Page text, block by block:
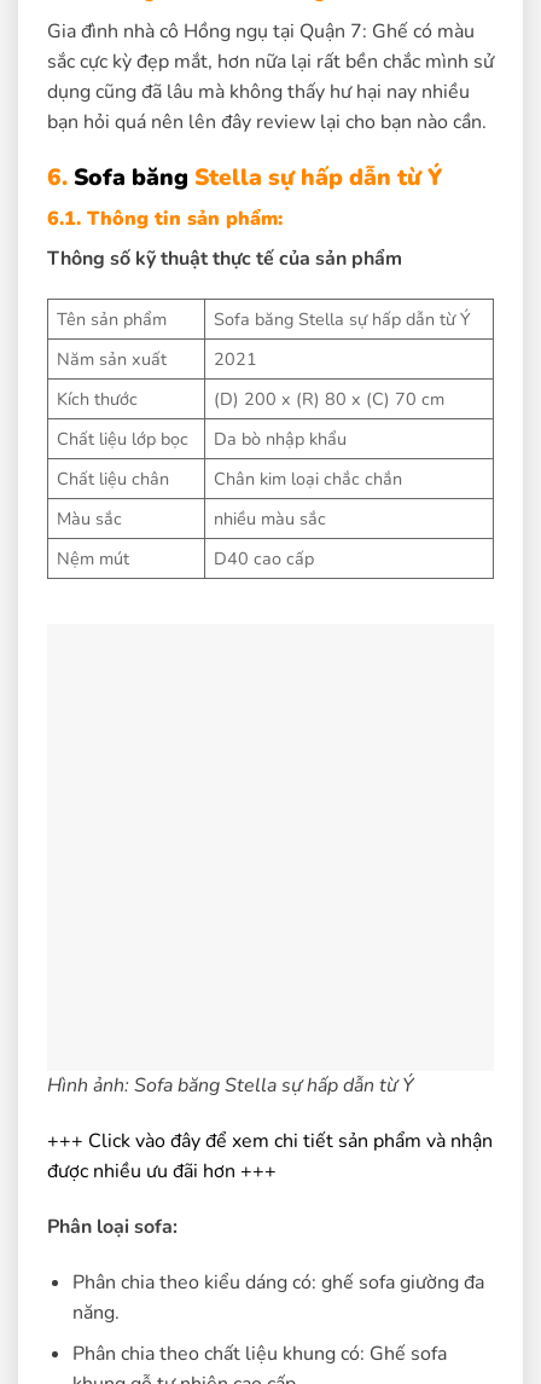
Gia đình nhà cô Hồng ngụ tại Quận 7: Ghế có màu
sắc cực kỳ đẹp mắt, hơn nữa lại rất bền chắc mình sử
dụng cũng đã lâu mà không thấy hư hại nay nhiều
bạn hỏi quá nên lên đây review lại cho bạn nào cần.
6. Sofa băng Stella sự hấp dẫn từ Ý
6.1. Thông tin sản phẩm:
Thông số kỹ thuật thực tế của sản phẩm
Tên sản phẩm
Sofa băng Stella sự hấp dẫn từ Ý
Năm sản xuất
2021
Kích thước
(D) 200 x (R) 80 x (C) 70 cm
Chất liệu lớp bọc
Da bò nhập khẩu
Chất liệu chân
Chân kim loại chắc chắn
Màu sắc
nhiều màu sắc
Nệm mút
D40 cao cấp
Hình ảnh: Sofa băng Stella sự hấp dẫn từ Ý
+++ Click vào đây để xem chi tiết sản phẩm và nhận
được nhiều ưu đãi hơn +++
Phân loại sofa:
Phân chia theo kiểu dáng có: ghế sofa giường đa
năng.
Phân chia theo chất liệu khung có: Ghế sofa